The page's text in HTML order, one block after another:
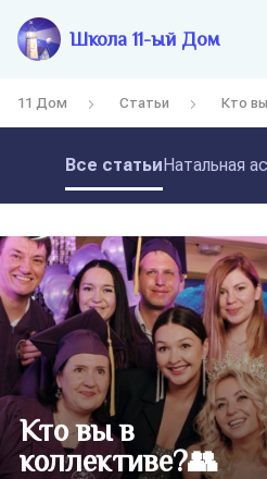
Школа 11-ый Дом
11 Дом Статьи Кто
Все статьиНатальная
Кто вы в
коллективе?👥